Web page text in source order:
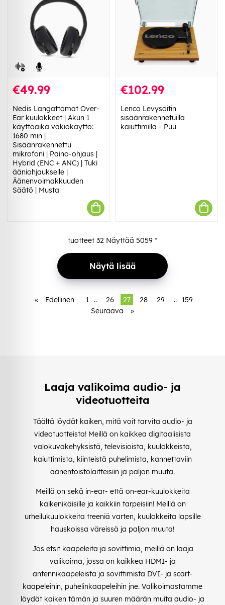
€49.99
Nedis Langattomat Over-
Ear kuulokkeet | Akun 1
käyttöaika vakiokäyttö:
1680 min |
Sisäänrakennettu
mikrofoni | Paino-ohjaus |
Hybrid (ENC + ANC) | Tuki
ääniohjaukselle |
Äänenvoimakkuuden
Säätö | Musta
€102.99
Lenco Levysoitin
sisäänrakennetuilla
kaiuttimilla - Puu
tuotteet 32 Näyttää 5059 *
Näytä lisää
« Edellinen 1 .. 26 27 28 29 ..
159
Seuraava
»
Laaja valikoima audio- ja
videotuotteita
Täältä löydät kaiken, mitä voit tarvita audio- ja
videotuotteista! Meillä on kaikkea digitaalisista
valokuvakehyksistä, televisioista, kuulokkeista,
kaiuttimista, kiinteistä puhelimista, kannettaviin
äänentoistolaitteisiin ja paljon muuta.
Meillä on sekä in-ear- että on-ear-kuulokkeita
kaikenikäisille ja kaikkiin tarpeisiin! Meillä on
urheilukuulokkeita treeniä varten, kuulokkeita lapsille
hauskoissa väreissä ja paljon muuta!
Jos etsit kaapeleita ja sovittimia, meillä on laaja
valikoima, jossa on kaikkea HDMI- ja
antennikaapeleista ja sovittimista DVI- ja scart-
kaapeleihin, puhelinkaapeleihin jne. Valikoimastamme
löydät kaiken tämän ja suuren määrän muita audio- ja